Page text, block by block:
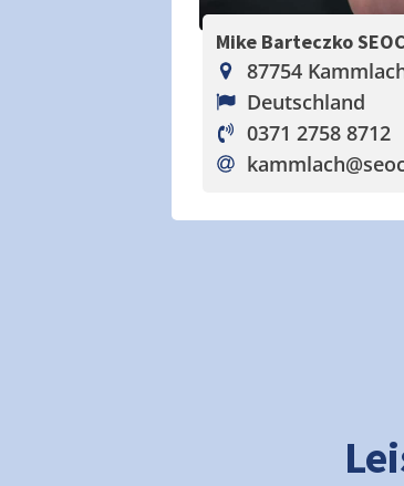
Mike Barteczko
87754
Deutschland
0371 2758 8712
kammlach